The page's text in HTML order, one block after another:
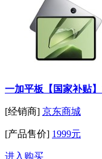
一加平板【国家补贴
[经销商] 京东商城
[产品售价] 1999元
进入购买